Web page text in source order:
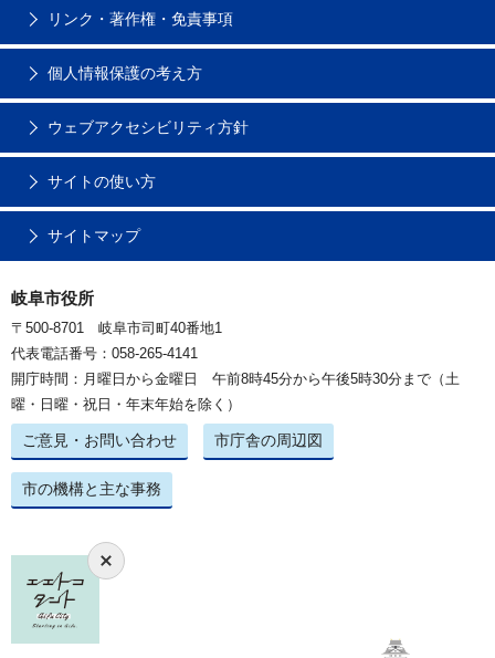
リンク・著作権・免責事項
個人情報保護の考え方
ウェブアクセシビリティ方針
サイトの使い方
サイトマップ
岐阜市役所
〒500-8701 岐阜市司町40番地1
代表電話番号：058-265-4141
開庁時間：月曜日から金曜日 午前8時45分から午後5時30分まで（土
曜・日曜・祝日・年末年始を除く）
ご意見・お問い合わせ 市庁舎の周辺図
市の機構と主な事務